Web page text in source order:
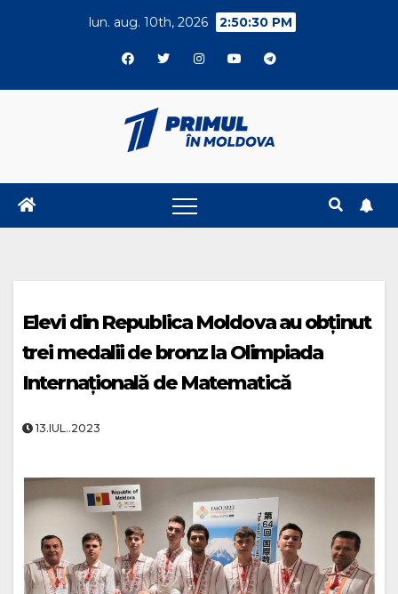
lun. aug. 10th, 2026 2:50:30 PM
Elevi din Republica Moldova au obținut
trei medalii de bronz la Olimpiada
Internațională de Matematică
13.IUL..2023